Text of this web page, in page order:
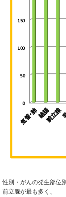
性別・がんの発生部位
前立腺が最も多く、